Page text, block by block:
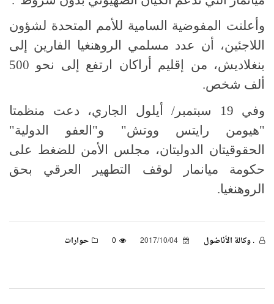
وأعلنت المفوضية السامية للأمم المتحدة لشؤون
اللاجئين، أن عدد مسلمي الروهنغيا الفارين إلى
بنغلاديش، من إقليم أراكان ارتفع إلى نحو 500
ألف شخص.
وفي 19 سبتمبر/ أيلول الجاري، دعت منظمتا
"هيومن رايتس ووتش" و"العفو الدولية"
الحقوقيتان الدوليتان، مجلس الأمن للضغط على
حكومة ميانمار لوقف التطهير العرقي بحق
الروهنغيا.
. وكالة الأناضول 0 حوارات